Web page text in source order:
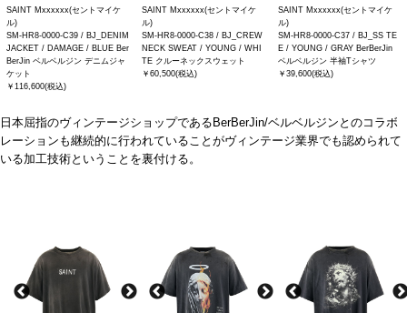
SAINT Mxxxxxx(セントマイケ
ル)
SM-HR8-0000-C39 / BJ_DENIM
JACKET / DAMAGE / BLUE Ber
BerJin ベルベルジン デニムジャ
ケット
￥116,600(税込)
SAINT Mxxxxxx(セントマイケ
ル)
SM-HR8-0000-C38 / BJ_CREW
NECK SWEAT / YOUNG / WHI
TE クルーネックスウェット
￥60,500(税込)
SAINT Mxxxxxx(セントマイケ
ル)
SM-HR8-0000-C37 / BJ_SS TE
E / YOUNG / GRAY BerBerJin
ベルベルジン 半袖Tシャツ
￥39,600(税込)
日本屈指のヴィンテージショップである BerBerJin/ベルベルジンとのコラボ
レーションも継続的に行われていることがヴィンテージ業界でも認められて
いる加工技術ということを裏付ける。